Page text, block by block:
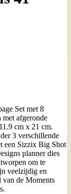
Set met 8
met afgeronde
cm x 21 cm.
3 verschillende
een Sizzix Big Shot
planner dies
om te
veelzijdig en
van de Moments